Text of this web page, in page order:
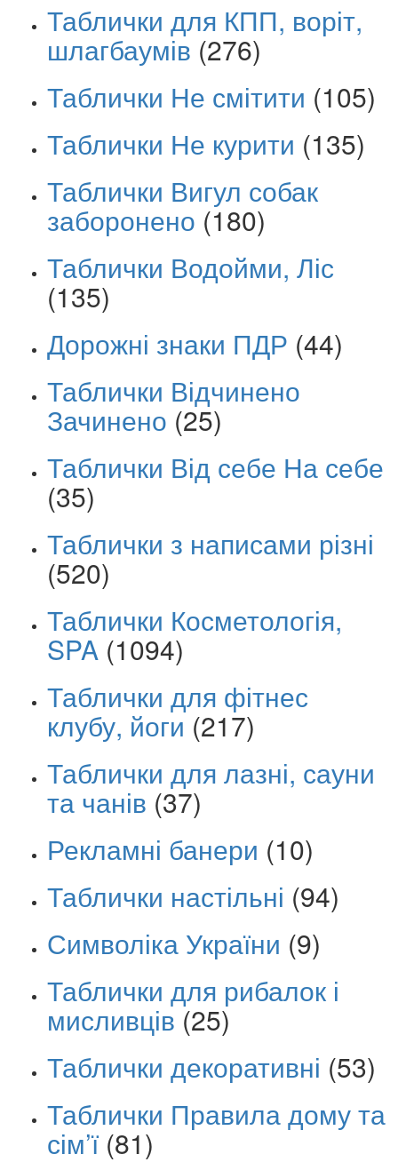
Таблички для КПП, воріт,
шлагбаумів (276)
Таблички Не смітити (105)
Таблички Не курити (135)
Таблички Вигул собак
заборонено (180)
Таблички Водойми, Ліс
(135)
Дорожні знаки ПДР (44)
Таблички Відчинено
Зачинено (25)
Таблички Від себе На себе
(35)
Таблички з написами різні
(520)
Таблички Косметологія,
SPA (1094)
Таблички для фітнес
клубу, йоги (217)
Таблички для лазні, сауни
та чанів (37)
Рекламні банери (10)
Таблички настільні (94)
Символіка України (9)
Таблички для рибалок і
мисливців (25)
Таблички декоративні (53)
Таблички Правила дому та
сім’ї (81)